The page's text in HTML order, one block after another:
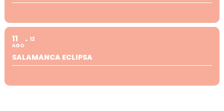
11
AGO
12
SALAMANCA ECLIPSA